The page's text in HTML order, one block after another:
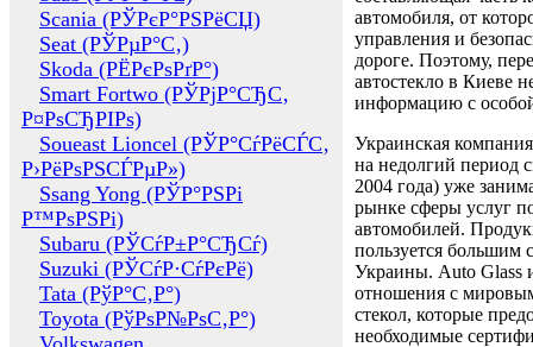
Scania (РЎРєР°РЅРёСЏ)
Seat (РЎРµР°С‚)
Skoda (РЁРєРѕРґР°)
Smart Fortwo (РЎРјР°СЂС‚
Р¤РѕСЂРІРѕ)
Soueast Lioncel (РЎР°СѓРёСЃС‚
Р›РёРѕРЅСЃРµР»)
Ssang Yong (РЎР°РЅРі
Р™РѕРЅРі)
Subaru (РЎСѓР±Р°СЂСѓ)
Suzuki (РЎСѓР·СѓРєРё)
Tata (РўР°С‚Р°)
Toyota (РўРѕР№РѕС‚Р°)
автомобиля, от
управления и
дороге. Поэтому,
автостекло в Киеве
информацию с
Украинская
на недолгий период
2004 года) уже
рынке сферы услуг
автомобилей.
пользуется большим
Украины. Auto Glass
отношения с
стекол, которые
необходимые